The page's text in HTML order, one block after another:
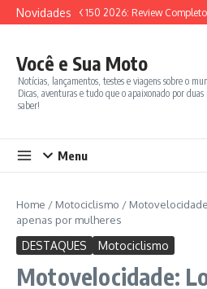
Ir para o conteúdo
Novidades
SYM ADX 150 2026: Review Completo,
Você e Sua Moto
Notícias, lançamentos, testes e viagens sobre o
Dicas, aventuras e tudo que o apaixonado por duas
saber!
Menu
Home / Motociclismo /
apenas por mulheres
DESTAQUES Motociclismo
Motovelocidade: